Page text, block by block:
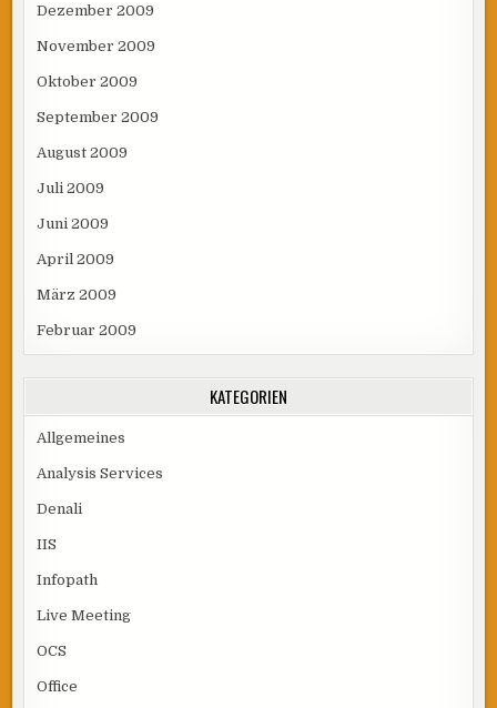
Dezember 2009
November 2009
Oktober 2009
September 2009
August 2009
Juli 2009
Juni 2009
April 2009
März 2009
Februar 2009
KATEGORIEN
Allgemeines
Analysis Services
Denali
IIS
Infopath
Live Meeting
OCS
Office